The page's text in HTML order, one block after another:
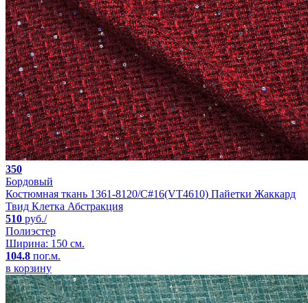
350
Бордовый
Костюмная ткань 1361-8120/C#16(VT4610) Пайетки Жаккард
Твид Клетка Абстракция
510 руб./
Полиэстер
Ширина: 150 см.
104.8 пог.м.
в корзину